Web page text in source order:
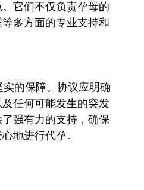
它们不仅负责孕母的
多方面的专业支持和
的保障。协议应明确
任何可能发生的突发
强有力的支持，确保
地进行代孕。